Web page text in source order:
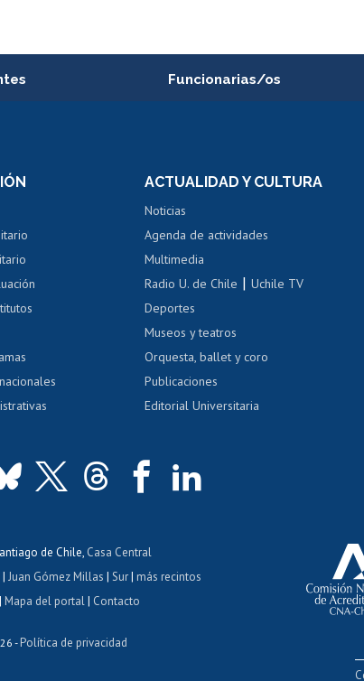
docente
académica
al AUCAI
Funcionarias/os
Portal de movilidad interna
Certificado de renta
Certificado de renta
TUI Acoso laboral, sexual y violencia
ACTUALIDAD Y CULTURA
Noticias
Agenda de actividades
Multimedia
Radio U. de Chile |Uchile TV
Deportes
Museos y teatros
Orquesta, ballet y coro
Publicaciones
Editorial Universitaria
de Chile, Casa Central
| Juan Gómez Millas | Sur| más recintos
|Mapa del portal| Contacto
-Política de privacidad